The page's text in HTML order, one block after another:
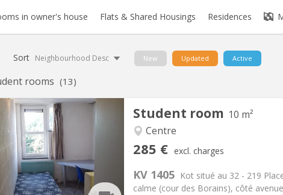
in owner's house Flats & Shared Housings Residences
Sort Neighbourhood Desc New Updated Active
rooms (13)
Student room 10 m²
Centre
285 € excl. charges
KV 1405 Kot situé au 32 - 219
calme (cour des Borains), côté
€
10 €
Summer vacation, monthly
No
Bathroom:Shared bathroom
Surface:10 m2